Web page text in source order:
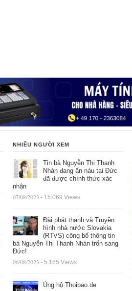
NHIỀU NGƯỜI XEM
Tin bà Nguyễn Thị Thanh
Nhàn đang ẩn náu tại Đức
đã được chính thức xác
nhận
07/08/2023 - 15.069 Views
Đài phát thanh và Truyền
hình nhà nước Slovakia
(RTVS) công bố thông tin
bà Nguyễn Thị Thanh Nhàn trốn sang
Đức!
06/08/2023 - 5.165 Views
Ủng hộ Thoibao.de